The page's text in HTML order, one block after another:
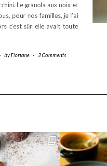
Le granola aux noix et
pour nos familles, je l’ai
c’est sûr elle avait toute
byFloriane - 2 Comments